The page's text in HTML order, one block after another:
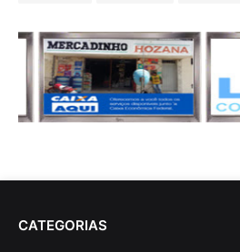
CATEGORIAS